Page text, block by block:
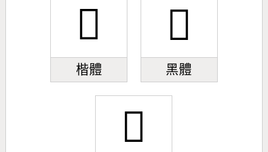
𠣠
楷體
𠣠
黑體
𠣠